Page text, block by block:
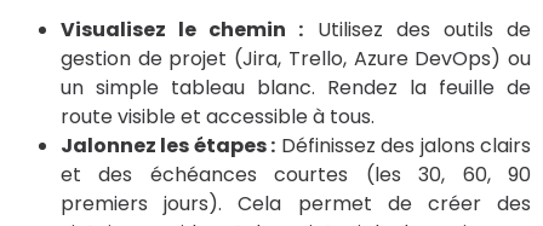
Visualisez le chemin : Utilisez des outils de
gestion de projet (Jira, Trello, Azure DevOps) ou
un simple tableau blanc. Rendez la feuille de
route visible et accessible à tous.
Jalonnez les étapes : Définissez des jalons clairs
et des échéances courtes (les 30, 60, 90
premiers jours). Cela permet de créer des